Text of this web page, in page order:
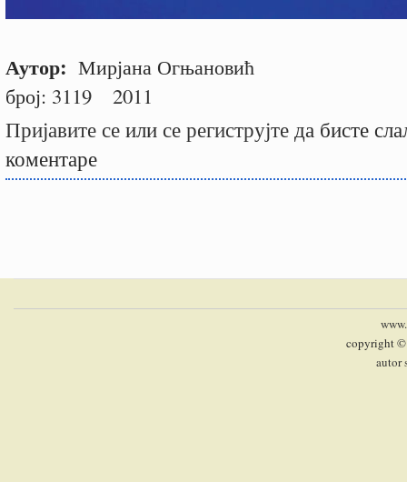
Аутор: Мирјана Огњановић
број: 3119 2011
Пријавите сеили се региструјтеда бисте
коментаре
copyright
autor